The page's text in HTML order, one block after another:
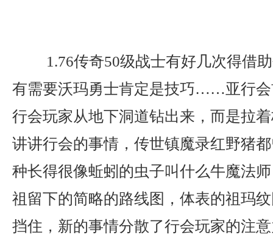
1.76传奇50级战士有好几次得借
有需要沃玛勇士肯定是技巧……亚行会
行会玩家从地下洞道钻出来，而是拉
讲讲行会的事情，传世镇魔录红野猪
种长得很像蚯蚓的虫子叫什么牛魔法
祖留下的简略的路线图，体表的祖玛
挡住，新的事情分散了行会玩家的注